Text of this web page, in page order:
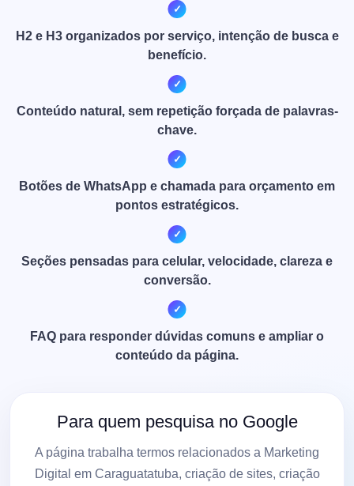
H2 e H3 organizados por serviço, intenção de busca e
benefício.
Conteúdo natural, sem repetição forçada de palavras-
chave.
Botões de WhatsApp e chamada para orçamento em
pontos estratégicos.
Seções pensadas para celular, velocidade, clareza e
conversão.
FAQ para responder dúvidas comuns e ampliar o
conteúdo da página.
Para quem pesquisa no Google
A página trabalha termos relacionados a Marketing
Digital em Caraguatatuba, criação de sites, criação